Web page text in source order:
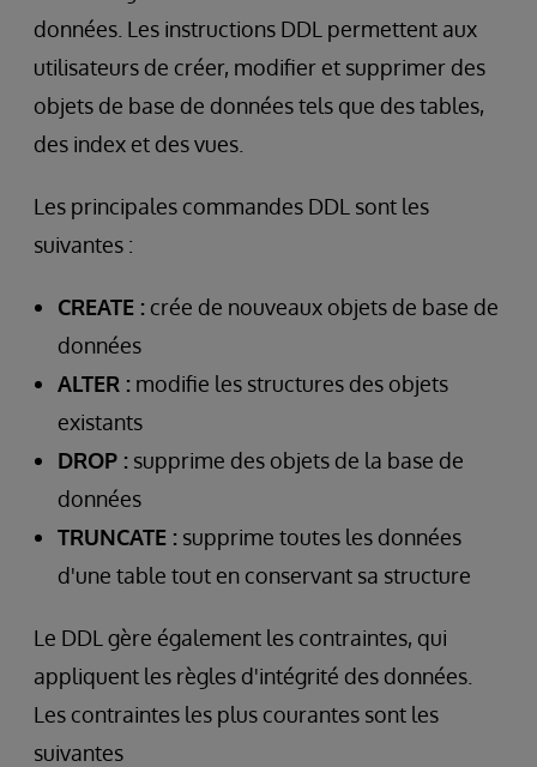
données. Les instructions DDL permettent aux
utilisateurs de créer, modifier et supprimer des
objets de base de données tels que des tables,
des index et des vues.
Les principales commandes DDL sont les
suivantes :
CREATE : crée de nouveaux objets de base de
données
ALTER : modifie les structures des objets
existants
DROP : supprime des objets de la base de
données
TRUNCATE : supprime toutes les données
d'une table tout en conservant sa structure
Le DDL gère également les contraintes, qui
appliquent les règles d'intégrité des données.
Les contraintes les plus courantes sont les
suivantes